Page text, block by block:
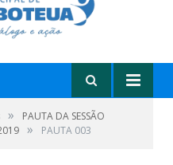
»
PAUTA DA SESSÃO
» PAUTA 003